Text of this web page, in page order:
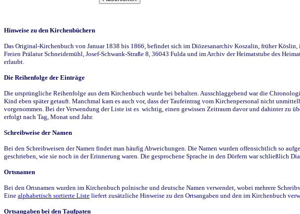
Hinweise zu den Kirchenbüchern
Das Original-Kirchenbuch von Januar 1838 bis 1866, befindet sich im Diözesanarchiv Koszalin, früher
Freien Prälatur Schneidemühl, Josef-Schwank-Straße 8, 36043 Fulda und im Archiv der Heimatstube des
erlaubt.
Die Reihenfolge der Einträge
Die ursprüngliche Reihenfolge aus dem Kirchenbuch wurde bei behalten. Ausschlaggebend war die
Kind eben später getauft. Manchmal kam es auch vor, dass der Taufeintrag vom Kirchenpersonal nicht
vorgenommen. Bei der Verwendung der Liste ist es wichtig, einen gewissen Zeitraum davor und dahinter zu
erfolgt nach Tag, Monat und Jahr.
Schreibweise der Namen
Bei den Schreibweisen der Namen findet man häufig Abweichungen. Die Namen wurden offensichtlich so
geschrieben, wie sie noch in der Erinnerung waren. Die gesprochene Sprache in den Dörfern war schließlich
Ortsnamen
Bei den Ortsnamen wurden im Kirchenbuch polnische und deutsche Namen verwendet, wobei mehrere
Eine alphabetisch sortierte Liste liefert zusätzliche Hinweise zu den Ortsangaben und den im Kirchenbuch
Ortsangaben bei den Taufpaten